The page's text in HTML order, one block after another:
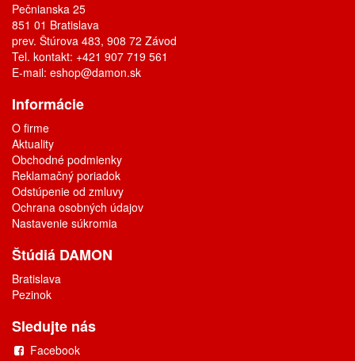
Pečnianska 25
851 01 Bratislava
prev. Štúrova 483, 908 72 Závod
Tel. kontakt: +421 907 719 561
E-mail: eshop@damon.sk
Informácie
O firme
Aktuality
Obchodné podmienky
Reklamačný poriadok
Odstúpenie od zmluvy
Ochrana osobných údajov
Nastavenie súkromia
Štúdiá DAMON
Bratislava
Pezinok
Sledujte nás
Facebook